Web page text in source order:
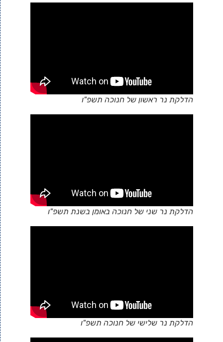
הדלקת נר ראשון של חנוכה תשפ"ו
הדלקת נר שני של חנוכה באומן בשנת תשפ"ו
הדלקת נר שלישי של חנוכה תשפ"ו